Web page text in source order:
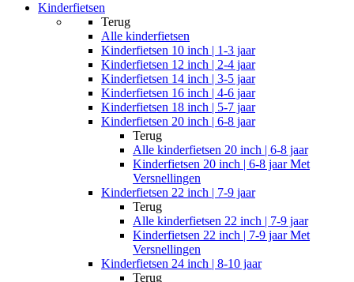
Kinderfietsen
Terug
Alle kinderfietsen
Kinderfietsen 10 inch | 1-3 jaar
Kinderfietsen 12 inch | 2-4 jaar
Kinderfietsen 14 inch | 3-5 jaar
Kinderfietsen 16 inch | 4-6 jaar
Kinderfietsen 18 inch | 5-7 jaar
Kinderfietsen 20 inch | 6-8 jaar
Terug
Alle kinderfietsen 20 inch | 6-8 jaar
Kinderfietsen 20 inch | 6-8 jaar Met
Versnellingen
Kinderfietsen 22 inch | 7-9 jaar
Terug
Alle kinderfietsen 22 inch | 7-9 jaar
Kinderfietsen 22 inch | 7-9 jaar Met
Versnellingen
Kinderfietsen 24 inch | 8-10 jaar
Terug